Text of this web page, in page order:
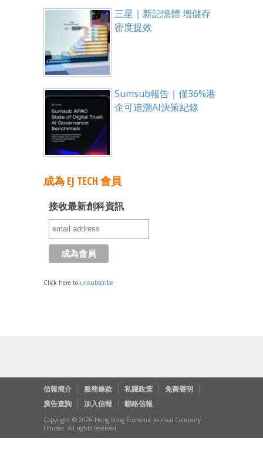
三星｜新記憶體 增儲存
密度提效
Sumsub報告｜僅36%港
企可追溯AI決策紀錄
成為 EJ TECH 會員
接收最新創科資訊
Click here to unsubscribe
信報簡介 服務條款 私隱政策
免責聲明
廣告查詢
加入信報 聯絡信報
Copyright © 2026 Hong Kong Economic Journal Company
Limited. All rights reserved.